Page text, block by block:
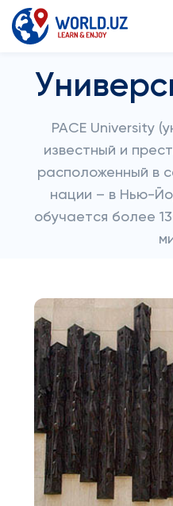
PACE University
известный и
расположенный в
нации – в Нью-
обучается более